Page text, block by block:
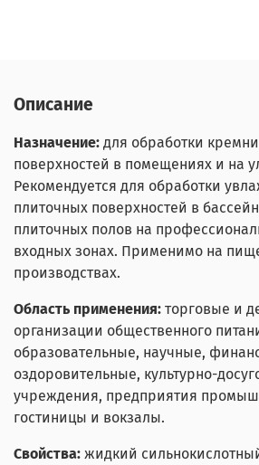
Описание
Назначение: для обработки
поверхностей в помещениях и на
Рекомендуется для обработки
плиточных поверхностей в
плиточных полов на
входных зонах. Применимо на
производствах.
Область применения: торговые и
организации общественного
образовательные, научные,
оздоровительные, культурно-
учреждения, предприятия
гостиницы и вокзалы.
Свойства: жидкий